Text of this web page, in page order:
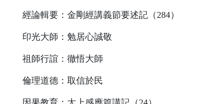
經論輯要：金剛經講義節要述記（284）
印光大師：勉居心誠敬
祖師行誼：徹悟大師
倫理道德：取信於民